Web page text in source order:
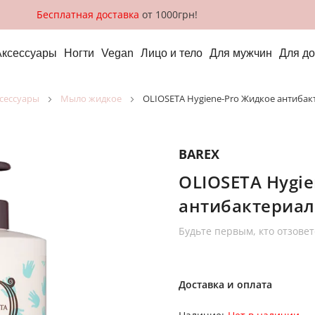
Бесплатная доставка от 1000грн!
Ногти Vegan Лицо и тело Для мужчин Для
мыло жидкое OLIOSETA Hygiene-Pro Жидкое
BAREX
OLIOSETA
Будьте первым, кто
Доставка и оплата